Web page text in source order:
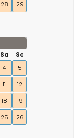
28 29
Sa
So
4 5
11 12
18 19
25 26